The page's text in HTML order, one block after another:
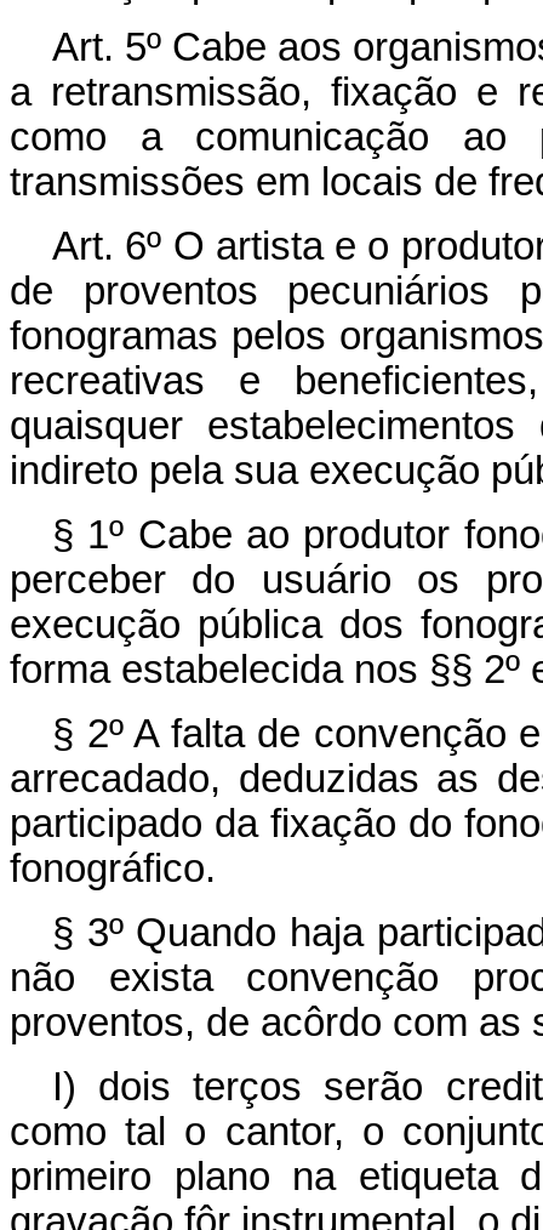
Art. 5º Cabe aos
a retransmissão, fixação e
como a comunicação ao
transmissões em locais de
Art. 6º O artista e o
de proventos pecuniários
fonogramas pelos
recreativas e
quaisquer
indireto pela sua execução
§ 1º Cabe ao produtor
perceber do usuário os
execução pública dos
forma estabelecida nos §§ 2º
§ 2º A falta de convenção
arrecadado, deduzidas as
participado da fixação do
fonográfico.
§ 3º Quando haja
não exista convenção
proventos, de acôrdo com as
I) dois terços serão
como tal o cantor, o
primeiro plano na etiqueta